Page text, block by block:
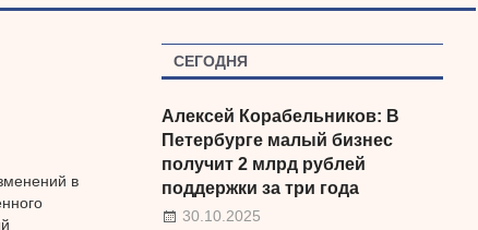
в
СЕГОДНЯ
Алексей Корабельников: В
Петербурге малый бизнес
получит 2 млрд рублей
поддержки за три года
30.10.2025